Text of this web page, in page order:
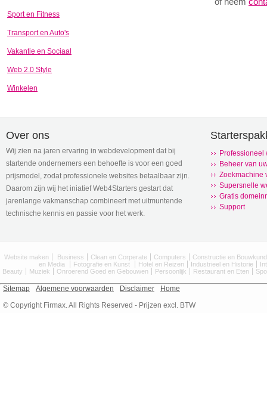
Sport en Fitness
Transport en Auto's
Vakantie en Sociaal
Web 2.0 Style
Winkelen
Over ons
Wij zien na jaren ervaring in webdevelopment dat bij
startende ondernemers een behoefte is voor een goed
prijsmodel, zodat professionele websites betaalbaar zijn.
Daarom zijn wij het iniatief Web4Starters gestart dat
jarenlange vakmanschap combineert met uitmuntende
technische kennis en passie voor het werk.
Professioneel
Beheer van
Zoekmachine
Supersnelle
Gratis
Support
Website maken Business Clean en Corperate Computers
Constructie en
en Media
Fotografie en Kunst Hotel en Reizen Industrieel en Historie
Beauty
Muziek Onroerend Goed en Gebouwen Persoonlijk Restaurant en Eten
Sitemap Algemene voorwaarden Disclaimer
Home
© Copyright Firmax. All Rights Reserved - Prijzen excl. BTW